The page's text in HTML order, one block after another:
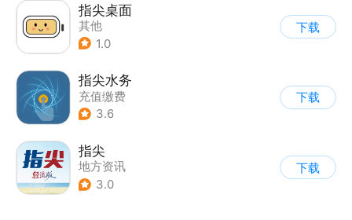
指尖桌面
其他
1.0
下载
指尖水务
充值缴费
3.6
下载
指尖
地方资讯
3.0
下载